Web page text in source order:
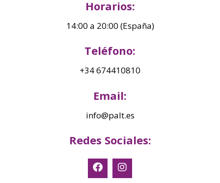
Horarios:
14:00 a 20:00 (España)
Teléfono:
+34 674410810
Email:
info@palt.es
Redes Sociales: